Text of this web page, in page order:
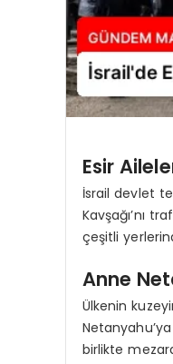
Esir
İsrail devlet
Kavşağı’nı
çeşitli
Anne
Ülkenin
birlikte